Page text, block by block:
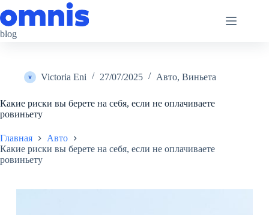
к
сути
blog
Victoria Eni 27/07/2025 Авто, Виньета
Какие риски вы берете на себя, если не оплачиваете
ровиньету
Главная
Авто
Какие риски вы берете на себя, если не оплачиваете
ровиньету